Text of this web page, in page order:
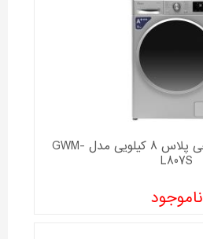
ماشین لباسشویی جی پلاس 8 کیلویی مدل GWM-
L807S
ناموجود